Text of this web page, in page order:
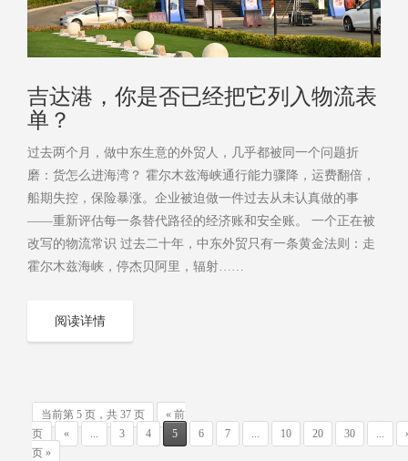
吉达港，你是否已经把它列入物流表
单？
过去两个月，做中东生意的外贸人，几乎都被同一个问题折
磨：货怎么进海湾？ 霍尔木兹海峡通行能力骤降，运费翻倍，
船期失控，保险暴涨。企业被迫做一件过去从未认真做的事
——重新评估每一条替代路径的经济账和安全账。 一个正在被
改写的物流常识 过去二十年，中东外贸只有一条黄金法则：走
霍尔木兹海峡，停杰贝阿里，辐射……
阅读详情
当前第 5 页，共 37 页
« 前
页
« ... 3 4 5 6 7 ... 10 20 30 ...
页 »